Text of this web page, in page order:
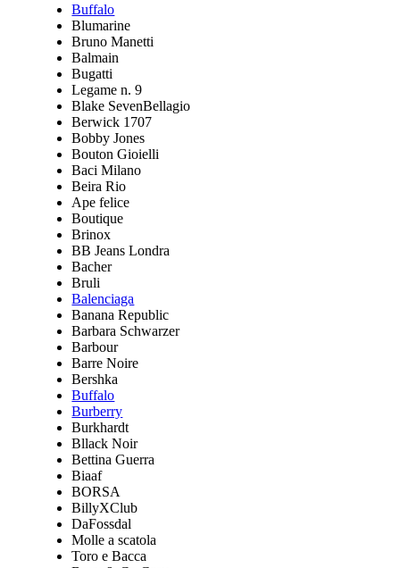
Buffalo
Blumarine
Bruno Manetti
Balmain
Bugatti
Legame n. 9
Blake SevenBellagio
Berwick 1707
Bobby Jones
Bouton Gioielli
Baci Milano
Beira Rio
Ape felice
Boutique
Brinox
BB Jeans Londra
Bacher
Bruli
Balenciaga
Banana Republic
Barbara Schwarzer
Barbour
Barre Noire
Bershka
Buffalo
Burberry
Burkhardt
Bllack Noir
Bettina Guerra
Biaaf
BORSA
BillyXClub
DaFossdal
Molle a scatola
Toro e Bacca